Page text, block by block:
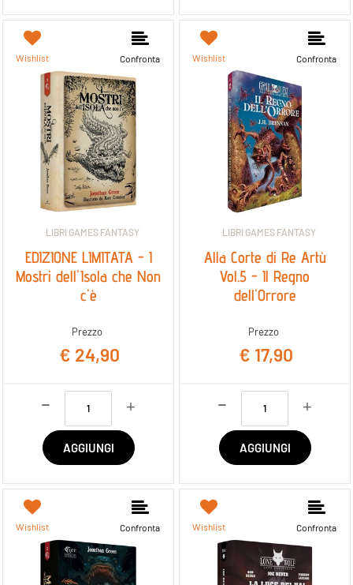
Wishlist Confronta
LIBRI GAMES FANTASY
EDIZIONE LIMITATA - I
Mostri dell'Isola che Non
c'è
Prezzo
€ 24,90
AGGIUNGI
Wishlist Confronta
LIBRI GAMES FANTASY
Alla Corte di Re Artù
Vol.5 - Il Regno
dell'Orrore
Prezzo
€ 17,90
AGGIUNGI
Wishlist Confronta Wishlist Confronta